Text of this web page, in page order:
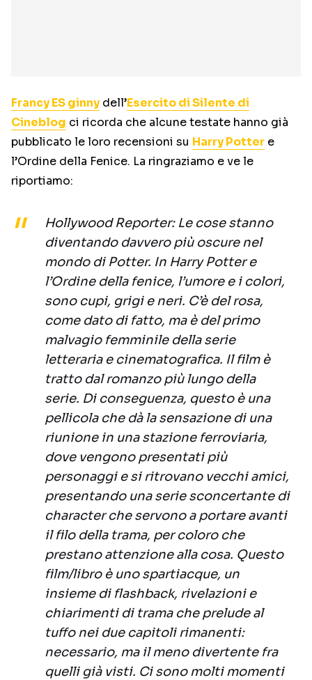
Francy ES ginny dell’Esercito di Silente di
Cineblog ci ricorda che alcune testate hanno già
pubblicato le loro recensioni su Harry Potter e
l’Ordine della Fenice. La ringraziamo e ve le
riportiamo:
Hollywood Reporter: Le cose stanno
diventando davvero più oscure nel
mondo di Potter. In Harry Potter e
l’Ordine della fenice, l’umore e i colori,
sono cupi, grigi e neri. C’è del rosa,
come dato di fatto, ma è del primo
malvagio femminile della serie
letteraria e cinematografica. Il film è
tratto dal romanzo più lungo della
serie. Di conseguenza, questo è una
pellicola che dà la sensazione di una
riunione in una stazione ferroviaria,
dove vengono presentati più
personaggi e si ritrovano vecchi amici,
presentando una serie sconcertante di
character che servono a portare avanti
il filo della trama, per coloro che
prestano attenzione alla cosa. Questo
film/libro è uno spartiacque, un
insieme di flashback, rivelazioni e
chiarimenti di trama che prelude al
tuffo nei due capitoli rimanenti:
necessario, ma il meno divertente fra
quelli già visti. Ci sono molti momenti